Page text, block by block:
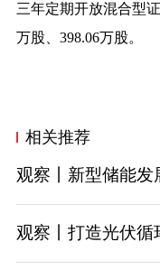
三年定期开放混合型
万股、398.06万股。
相关推荐
观察丨新型储能发
观察丨打造光伏